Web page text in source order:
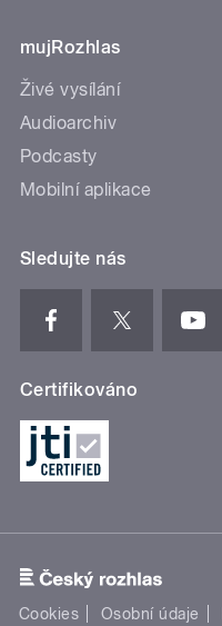
mujRozhlas
Živé vysílání
Audioarchiv
Podcasty
Mobilní aplikace
Sledujte nás
Certifikováno
Cookies Osobní údaje